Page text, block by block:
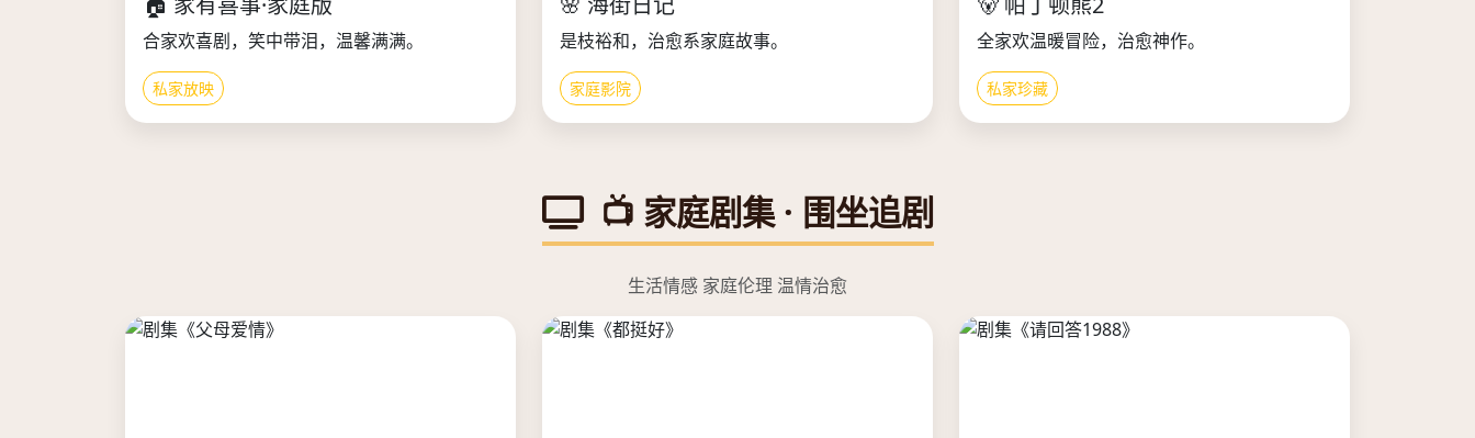
合家欢喜剧，笑中带泪，温馨满满。
私家放映
是枝裕和，治愈系家庭故事。
家庭影院
全家欢温暖冒险，治愈神作。
私家珍藏
📺 家庭剧集 · 围坐追剧
生活情感 家庭伦理 温情治愈